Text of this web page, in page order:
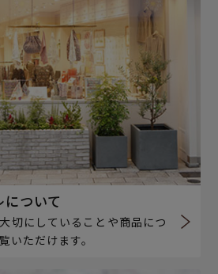
ついて
切にしていることや商品につ
いただけます。